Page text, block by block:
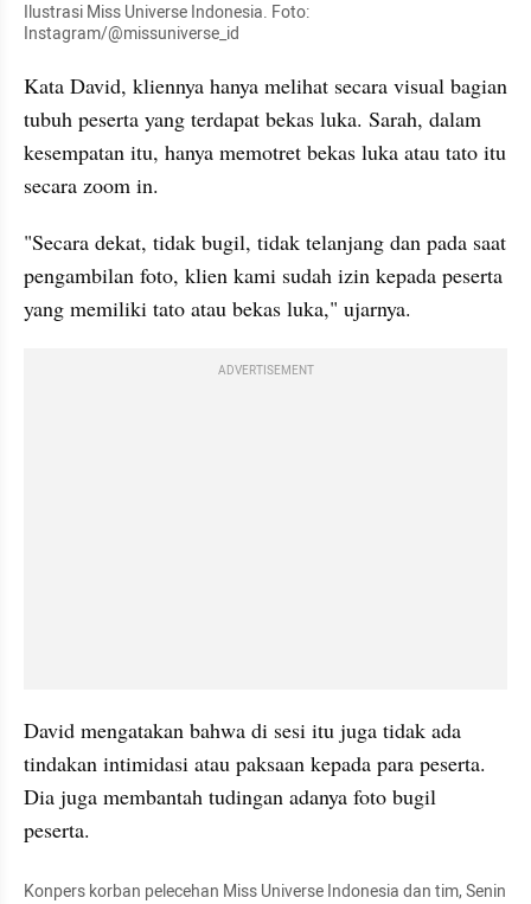
Ilustrasi Miss Universe Indonesia. Foto:
Instagram/@missuniverse_id
Kata David, kliennya hanya melihat secara visual bagian
tubuh peserta yang terdapat bekas luka. Sarah, dalam
kesempatan itu, hanya memotret bekas luka atau tato itu
secara zoom in.
"Secara dekat, tidak bugil, tidak telanjang dan pada saat
pengambilan foto, klien kami sudah izin kepada peserta
yang memiliki tato atau bekas luka," ujarnya.
ADVERTISEMENT
David mengatakan bahwa di sesi itu juga tidak ada
tindakan intimidasi atau paksaan kepada para peserta.
Dia juga membantah tudingan adanya foto bugil
peserta.
Konpers korban pelecehan Miss Universe Indonesia dan tim, Senin